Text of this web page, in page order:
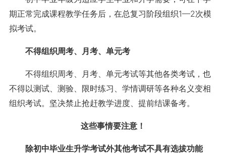
期正常完成课程教学任务后，在总复习阶段组织1—2次模
拟考试。
不得组织周考、月考、单元考
不得组织周考、月考、单元考试等其他各类考试，也
不得以测试、测验、限时练习、学情调研等各种名义变相
组织考试。坚决禁止抢赶教学进度、提前结课备考。
这些事情要注意！
除初中毕业生升学考试外其他考试不具有选拔功能